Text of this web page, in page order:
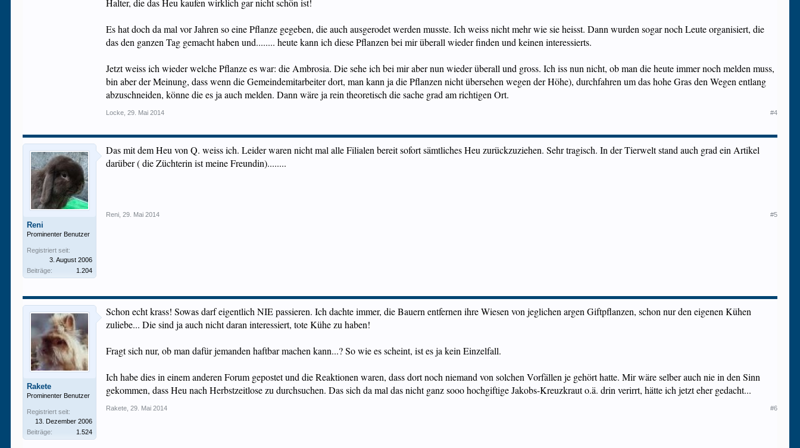
Halter, die das Heu kaufen wirklich gar nicht schön ist!
Es hat doch da mal vor Jahren so eine Pflanze gegeben, die auch ausgerodet werden musste. Ich weiss nicht mehr wie sie heisst. Dann wurden sogar noch Leute organisiert, die
das den ganzen Tag gemacht haben und........ heute kann ich diese Pflanzen bei mir überall wieder finden und keinen interessierts.
Jetzt weiss ich wieder welche Pflanze es war: die Ambrosia. Die sehe ich bei mir aber nun wieder überall und gross. Ich iss nun nicht, ob man die heute immer noch melden muss,
bin aber der Meinung, dass wenn die Gemeindemitarbeiter dort, man kann ja die Pflanzen nicht übersehen wegen der Höhe), durchfahren um das hohe Gras den Wegen entlang
abzuschneiden, könne die es ja auch melden. Dann wäre ja rein theoretisch die sache grad am richtigen Ort.
Locke 29. Mai 2014 #4
Reni
Prominenter Benutzer
Registriert seit:
3. August 2006
Beiträge:
1.204
Das mit dem Heu von Q. weiss ich. Leider waren nicht mal alle Filialen bereit sofort sämtliches Heu zurückzuziehen. Sehr tragisch. In der Tierwelt stand auch grad ein Artikel
darüber ( die Züchterin ist meine Freundin)........
Reni 29. Mai 2014 #5
Rakete
Prominenter Benutzer
Registriert seit:
13. Dezember 2006
Beiträge:
1.524
Schon echt krass! Sowas darf eigentlich NIE passieren. Ich dachte immer, die Bauern entfernen ihre Wiesen von jeglichen argen Giftpflanzen, schon nur den eigenen Kühen
zuliebe... Die sind ja auch nicht daran interessiert, tote Kühe zu haben!
Fragt sich nur, ob man dafür jemanden haftbar machen kann...? So wie es scheint, ist es ja kein Einzelfall.
Ich habe dies in einem anderen Forum gepostet und die Reaktionen waren, dass dort noch niemand von solchen Vorfällen je gehört hatte. Mir wäre selber auch nie in den Sinn
gekommen, dass Heu nach Herbstzeitlose zu durchsuchen. Das sich da mal das nicht ganz sooo hochgiftige Jakobs-Kreuzkraut o.ä. drin verirrt, hätte ich jetzt eher gedacht...
Rakete 29. Mai 2014 #6